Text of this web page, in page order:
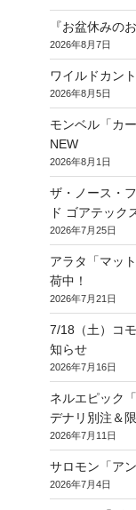
『お盆休みの
2026年8月7日
ワイルドカン
2026年8月5日
モンベル「カ
NEW
2026年8月1日
ザ・ノース・
ド ゴアテッ
2026年7月25日
アラタ「マッ
荷中！
2026年7月21日
7/18（土）コ
知らせ
2026年7月16日
ネルエピック
デナリ別注＆
2026年7月11日
サロモン「ア
2026年7月4日